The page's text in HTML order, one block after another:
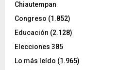
Chiautempan
Congreso (1.852)
Educación (2.128)
Elecciones 385
Lo más leído (1.965)